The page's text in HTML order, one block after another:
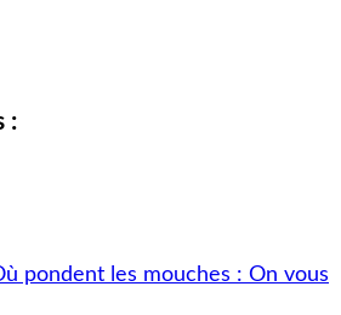
:
pondent les mouches : On vous